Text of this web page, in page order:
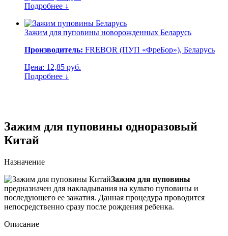
Подробнее ↓
Зажим для пуповины новорожденных Беларусь
Производитель: FREBOR (ПУП «ФреБор»), Беларусь
Цена: 12,85 руб.
Подробнее ↓
Зажим для пуповины одноразовый
Китай
Назначение
Зажим для пуповины
предназначен для накладывания на культю пуповины и
последующего ее зажатия. Данная процедура проводится
непосредственно сразу после рождения ребенка.
Описание